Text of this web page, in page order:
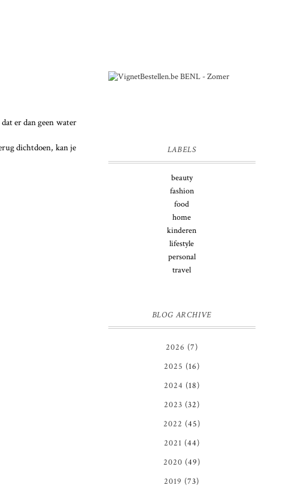
er dan geen water
dichtdoen, kan je
LABELS
beauty
fashion
food
home
kinderen
lifestyle
personal
travel
BLOG ARCHIVE
2026 (7)
2025 (16)
2024 (18)
2023 (32)
2022 (45)
2021 (44)
2020 (49)
2019 (73)